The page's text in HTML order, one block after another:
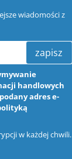
wiadomości z
zapisz
handlowych
adres e-
w każdej chwili.